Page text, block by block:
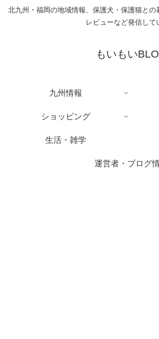
北九州・福岡の地域情報、保護犬・保護猫と
レビューなど発信して
もいもい
九州情報
ショッピング
生活・雑学
運営者・ブログ